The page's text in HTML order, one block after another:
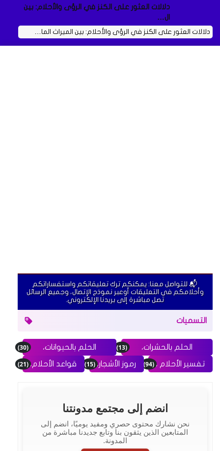
دلالات العثور على الكنز في الرؤى والأحلام: بين
ال…
دلالات العثور على الكنز في الرؤى والأحلام: بين الميراث الما…
📬 للتواصل معنا: يمكنكم ترك تعليقاتكم واستفساراتكم
وأحلامكم في التعليقات أوعبر نموذج الإتصال، وجميع الرسائل
تصل مباشرة إلى بريدنا الإلكتروني.
التسميات
الحلم بالحشرات، (13) الحلم بالحيوانات، (30)
تفسير الأحلام ، (94) رموز الأشجار، (15) قواعد الأحلام، (21)
انضم إلى مجتمع مدونتنا
نحن نشارك محتوى حصري ومفيد يوميًا، انضم إلى
المتابعين الذين يثقون بنا وتابع جديدنا مباشرة من
المدونة.